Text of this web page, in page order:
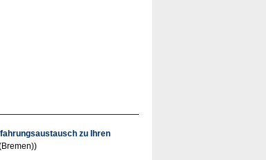
zu Ihren